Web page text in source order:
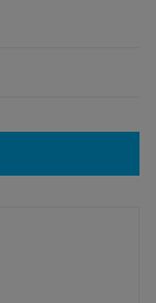
innymi kubki
do
o